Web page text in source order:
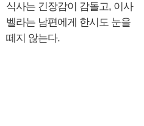
식사는 긴장감이 감돌고, 이사
벨라는 남편에게 한시도 눈을
떼지 않는다.